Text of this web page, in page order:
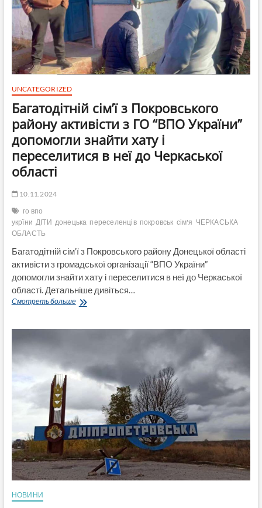
Сміла
привезли
волонтери
ГО
“ВПО
України”
UNCATEGORIZED
Багатодітній сім’ї з Покровського
району активісти з ГО “ВПО України”
допомогли знайти хату і
переселитися в неї до Черкаської
області
10.11.2024
го впо
укрїни ДІТИ донецька переселенців покровськ сім'я ЧЕРКАСЬКА
ОБЛАСТЬ
Багатодітній сім’ї з Покровського району Донецької області
активісти з громадської організації “ВПО України”
допомогли знайти хату і переселитися в неї до Черкаської
області. Детальніше дивіться…
Смотреть большеБагатодітній
ГО
допомогли
знайти
хату
і
переселитися
в
неї
до
НОВИНИ